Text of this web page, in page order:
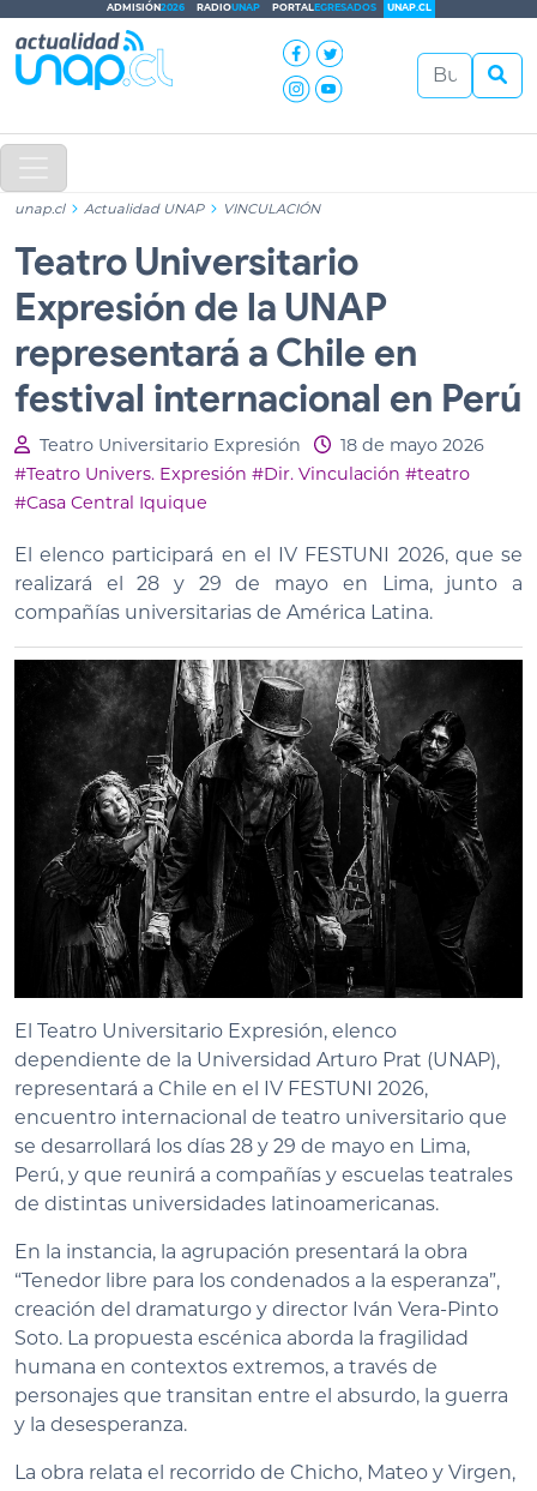
ADMISIÓN2026 RADIOUNAP PORTALEGRESADOS UNAP.CL
unap.cl Actualidad UNAP VINCULACIÓN
Teatro Universitario
Expresión de la UNAP
representará a Chile en
festival internacional en Perú
Teatro Universitario Expresión
18 de mayo 2026
#Teatro Univers. Expresión #Dir. Vinculación #teatro
#Casa Central Iquique
El elenco participará en el IV FESTUNI 2026, que se
realizará el 28 y 29 de mayo en Lima, junto a
compañías universitarias de América Latina.
El Teatro Universitario Expresión, elenco
dependiente de la Universidad Arturo Prat (UNAP),
representará a Chile en el IV FESTUNI 2026,
encuentro internacional de teatro universitario que
se desarrollará los días 28 y 29 de mayo en Lima,
Perú, y que reunirá a compañías y escuelas teatrales
de distintas universidades latinoamericanas.
En la instancia, la agrupación presentará la obra
“Tenedor libre para los condenados a la esperanza”,
creación del dramaturgo y director Iván Vera-Pinto
Soto. La propuesta escénica aborda la fragilidad
humana en contextos extremos, a través de
personajes que transitan entre el absurdo, la guerra
y la desesperanza.
La obra relata el recorrido de Chicho, Mateo y Virgen,